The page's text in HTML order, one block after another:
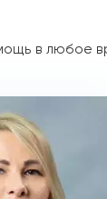
в любое